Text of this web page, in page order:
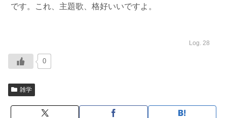
です。これ、主題歌、格好いいですよ。
Log. 28
0
雑学